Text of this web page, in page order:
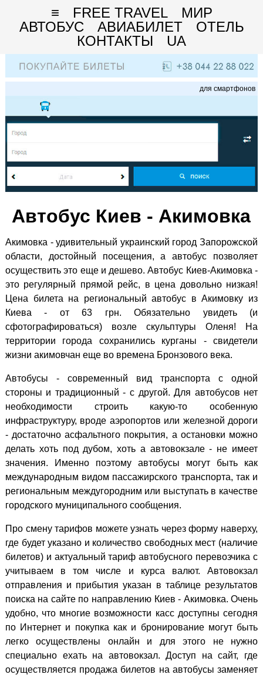
≡ FREE TRAVEL
МИР
АВТОБУС
АВИАБИЛЕТ
ОТЕЛЬ
КОНТАКТЫ
UA
для смартфонов
Автобус Киев - Акимовка
Акимовка - удивительный украинский город Запорожской
области, достойный посещения, а автобус позволяет
осуществить это еще и дешево. Автобус Киев-Акимовка -
это регулярный прямой рейс, в цена довольно низкая!
Цена билета на региональный автобус в Акимовку из
Киева - от 63 грн. Обязательно увидеть (и
сфотографироваться) возле скульптуры Оленя! На
территории города сохранились курганы - свидетели
жизни акимовчан еще во времена Бронзового века.
Автобусы - современный вид транспорта с одной
стороны и традиционный - с другой. Для автобусов нет
необходимости строить какую-то особенную
инфраструктуру, вроде аэропортов или железной дороги
- достаточно асфальтного покрытия, а остановки можно
делать хоть под дубом, хоть а автовокзале - не имеет
значения. Именно поэтому автобусы могут быть как
международным видом пассажирского транспорта, так и
региональным междугородним или выступать в качестве
городского муниципального сообщения.
Про смену тарифов можете узнать через форму наверху,
где будет указано и количество свободных мест (наличие
билетов) и актуальный тариф автобусного перевозчика с
учитываем в том числе и курса валют. Автовокзал
отправления и прибытия указан в таблице результатов
поиска на сайте по направлению Киев - Акимовка. Очень
удобно, что многие возможности касс доступны сегодня
по Интернет и покупка как и бронирование могут быть
легко осуществлены онлайн и для этого не нужно
специально ехать на автовокзал. Доступ на сайт, где
осуществляется продажа билетов на автобусы заменяет